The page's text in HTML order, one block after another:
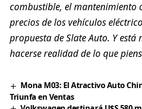
combustible, el mantenimiento
precios de los vehículos
propuesta de Slate Auto. Y está
hacerse realidad de lo que
Mona M03: El Atractivo Auto
Triunfa en Ventas